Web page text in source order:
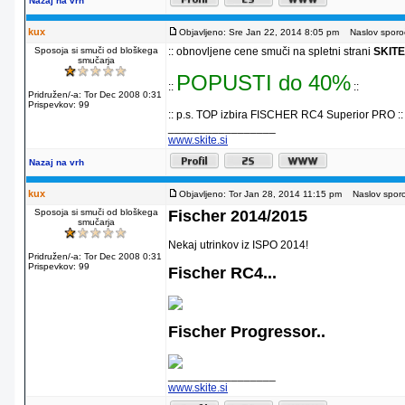
kux Objavljeno: Sre Jan 22, 2014 8:05 pm
Naslov
Sposoja si smuči od bloškega
smučarja
Pridružen/-a: Tor Dec 2008 0:31
Prispevkov: 99
:: obnovljene cene smuči na spletni strani
:: POPUSTI do 40% ::
:: p.s. TOP izbira FISCHER RC4 Superior PRO ::
www.skite.si
Nazaj na vrh
kux Objavljeno: Tor Jan 28, 2014 11:15 pm
Naslov
Sposoja si smuči od bloškega
smučarja
Pridružen/-a: Tor Dec 2008 0:31
Prispevkov: 99
Fischer 2014/2015
Nekaj utrinkov iz ISPO 2014!
Fischer RC4...
Fischer Progressor..
www.skite.si